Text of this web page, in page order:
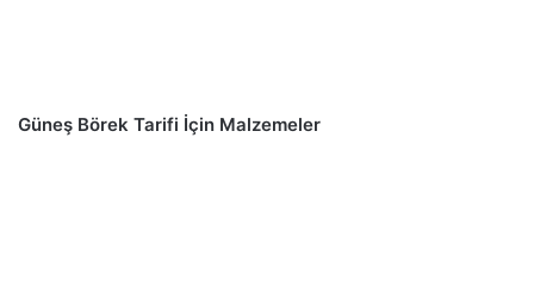
Güneş Börek Tarifi İçin Malzemeler